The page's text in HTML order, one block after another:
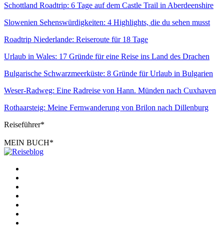
Schottland Roadtrip: 6 Tage auf dem Castle Trail in Aberdeenshire
Slowenien Sehenswürdigkeiten: 4 Highlights, die du sehen musst
Roadtrip Niederlande: Reiseroute für 18 Tage
Urlaub in Wales: 17 Gründe für eine Reise ins Land des Drachen
Bulgarische Schwarzmeerküste: 8 Gründe für Urlaub in Bulgarien
Weser-Radweg: Eine Radreise von Hann. Münden nach Cuxhaven
Rothaarsteig: Meine Fernwanderung von Brilon nach Dillenburg
Reiseführer*
MEIN BUCH*